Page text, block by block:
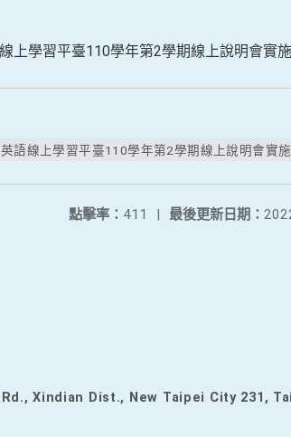
上學習平臺110學年第2學期線上說明會實
語線上學習平臺110學年第2學期線上說明會實
最後更新日期：
點擊率： 411 |
Xindian Dist., New Taipei City 231,